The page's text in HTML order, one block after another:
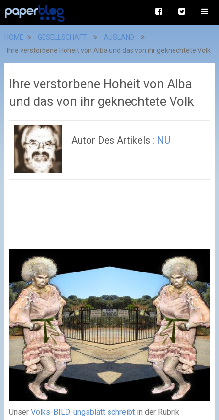
HOME GESELLSCHAFT
AUSLAND
Ihre verstorbene Hoheit von Alba und das von ihr geknechtete Volk
Ihre verstorbene Hoheit von Alba
und das von ihr geknechtete Volk
Autor Des Artikels : NU
Unser Volks-BILD-ungsblatt schreibtin der Rubrik